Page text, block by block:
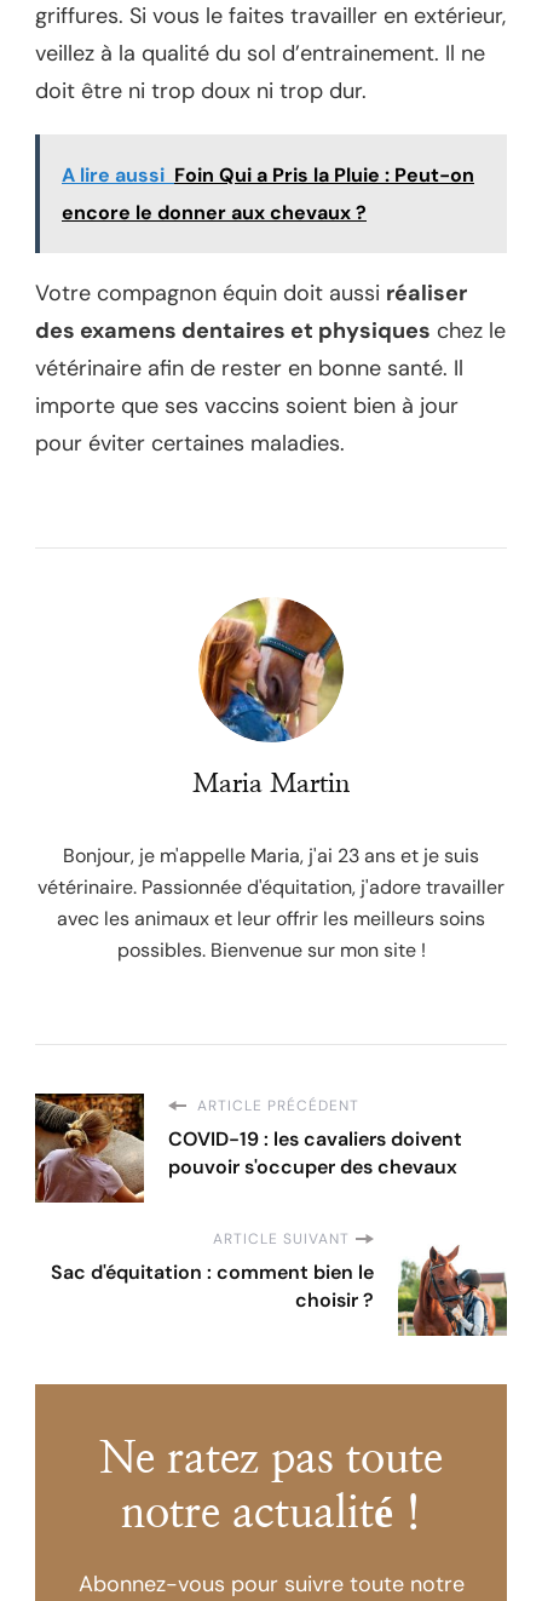
griffures. Si vous le faites travailler en extérieur,
veillez à la qualité du sol d’entrainement. Il ne
doit être ni trop doux ni trop dur.
A lire aussi Foin Qui a Pris la Pluie : Peut-on
encore le donner aux chevaux ?
Votre compagnon équin doit aussi réaliser
des examens dentaires et physiques chez le
vétérinaire afin de rester en bonne santé. Il
importe que ses vaccins soient bien à jour
pour éviter certaines maladies.
Maria Martin
Bonjour, je m'appelle Maria, j'ai 23 ans et je suis
vétérinaire. Passionnée d'équitation, j'adore travailler
avec les animaux et leur offrir les meilleurs soins
possibles. Bienvenue sur mon site !
ARTICLE PRÉCÉDENT
COVID-19 : les cavaliers doivent
pouvoir s'occuper des chevaux
ARTICLE SUIVANT
Sac d'équitation : comment bien le
choisir ?
Ne ratez pas toute
notre actualité !
Abonnez-vous pour suivre toute notre